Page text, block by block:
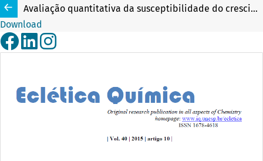
Avaliação quantitativa da susceptibilidade do crescimento de Staphylococcus aureus na presença de sistemas antimicrobianos de alta complexidade
Download